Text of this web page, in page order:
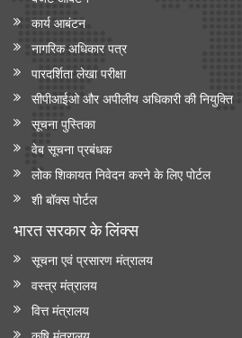
कार्य आबंटन
नागरिक अधिकार पत्र
पारदर्शिता लेखा परीक्षा
सीपीआईओ और अपी‍लीय अधिकारी की नियुक्ति
सूचना पुस्तिका
वेब सूचना प्रबंधक
लोक शिकायत निवेदन करने के लिए पोर्टल
शी बॉक्स पोर्टल
भारत सरकार के लिंक्‍स
सूचना एवं प्रसारण मंत्रालय
वस्त्र मंत्रालय
वित्त मंत्रालय